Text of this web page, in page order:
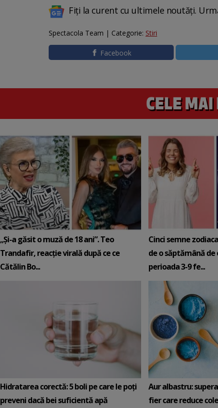
Fiți la curent cu ultimele noutăți.
Spectacola Team | Categorie: Stiri
Facebook
„Și-a găsit o muză de 18 ani”. Teo
Trandafir, reacție virală după ce ce
Cătălin Bo...
Cinci semne
de o săptămână de
perioada 3-9 fe...
Hidratarea corectă: 5 boli pe care le poți
preveni dacă bei suficientă apă
Aur albastru:
fier care reduce